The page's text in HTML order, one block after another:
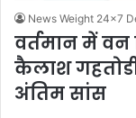
News Weight 24x7
वर्तमान में
कैलाश
अंतिम सांस